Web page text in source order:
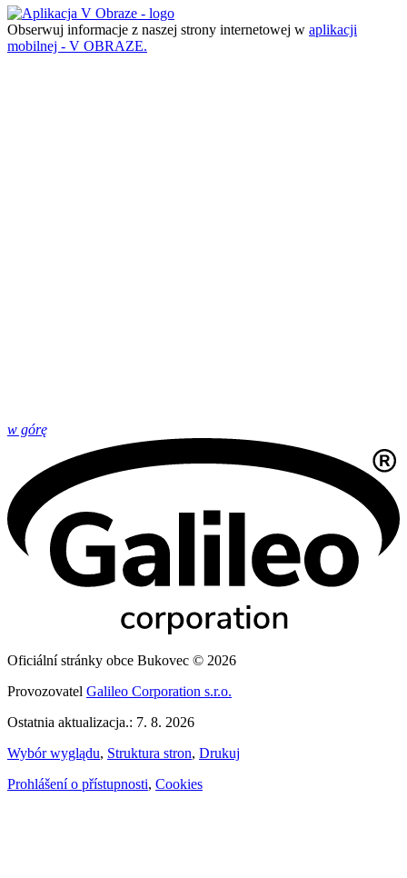
Obserwuj informacje z naszej strony internetowej w aplikacji
mobilnej - V OBRAZE.
w górę
Oficiální stránky obce Bukovec © 2026
Provozovatel Galileo Corporation s.r.o.
Ostatnia aktualizacja.: 7. 8. 2026
Wybór wyglądu, Struktura stron, Drukuj
Prohlášení o přístupnosti, Cookies